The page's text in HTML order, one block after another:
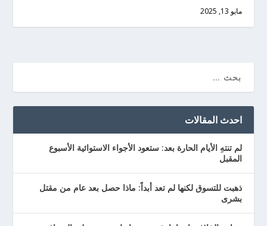
مايو 13, 2025
احدث المقالات
لم تنتهِ الأيام الحارة بعد: ستعود الأجواء الاستوائية الأسبوع
المقبل
ذهبت للتسوق لكنها لم تعد أبداً: ماذا حصل بعد عام من مقتل
بشرى